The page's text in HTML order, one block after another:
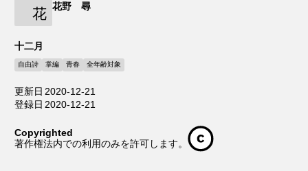
花 花野 尋
十二月
自由詩 掌編 青春 全年齢対象
更新日 2020-12-21
登録日 2020-12-21
Copyrighted
著作権法内での利用のみを許可します。